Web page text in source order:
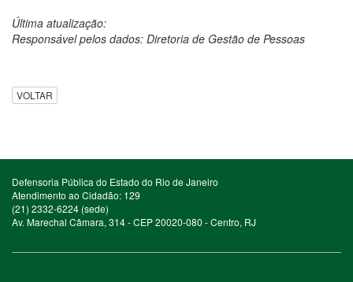
Última atualização:
Responsável pelos dados: Diretoria de Gestão de Pessoas
VOLTAR
Defensoria Pública do Estado do Rio de Janeiro
Atendimento ao Cidadão: 129
(21) 2332-6224 (sede)
Av. Marechal Câmara, 314 - CEP 20020-080 - Centro, RJ